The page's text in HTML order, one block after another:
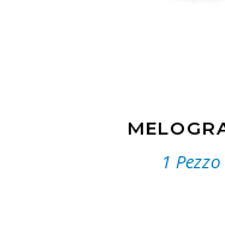
1 Pezzo